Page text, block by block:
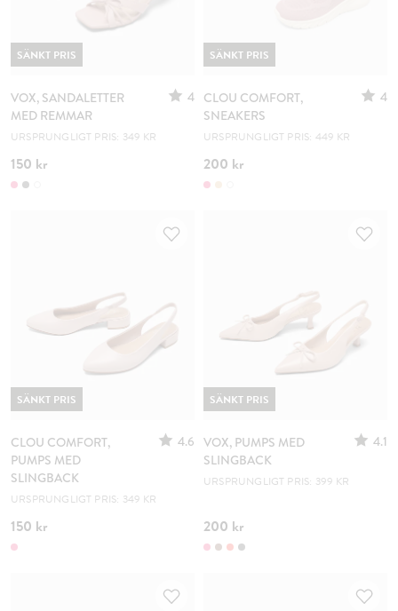
VOX, SANDALETTER
MED REMMAR
4
URSPRUNGLIGT PRIS: 349 KR
150 kr
SÄNKT PRIS
CLOU COMFORT,
SNEAKERS
4
URSPRUNGLIGT PRIS: 449 KR
200 kr
SÄNKT PRIS
CLOU COMFORT,
PUMPS MED
SLINGBACK
4.6
URSPRUNGLIGT PRIS: 349 KR
150 kr
SÄNKT PRIS
VOX, PUMPS MED
SLINGBACK
4.1
URSPRUNGLIGT PRIS: 399 KR
200 kr
SÄNKT PRIS